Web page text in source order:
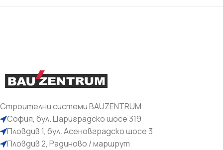
Строителни системи BAUZENTRUM
София, бул. Цариградско шосе 319
Пловдив 1, бул. Асеновградско шосе 3
Пловдив 2, Радиново / маршрут